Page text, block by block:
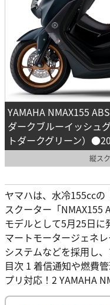
YAMAHA NMAX155
ダークブルーイッシュ
トダークグリーン）
縦ス
ヤマハは、水冷155cc
スクーター「NMAX155
モデルとして5月25日に
マートモータージェネ
システムなどを採用し
目次 1 着信通知や燃費
プリ対応！2 YAMAHA